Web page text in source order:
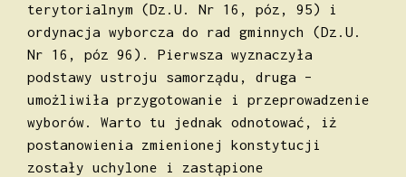
terytorialnym (Dz.U. Nr 16, póz, 95) i
ordynacja wyborcza do rad gminnych (Dz.U.
Nr 16, póz 96). Pierwsza wyznaczyła
podstawy ustroju samorządu, druga –
umożliwiła przygotowanie i przeprowadzenie
wyborów. Warto tu jednak odnotować, iż
postanowienia zmienionej konstytucji
zostały uchylone i zastąpione